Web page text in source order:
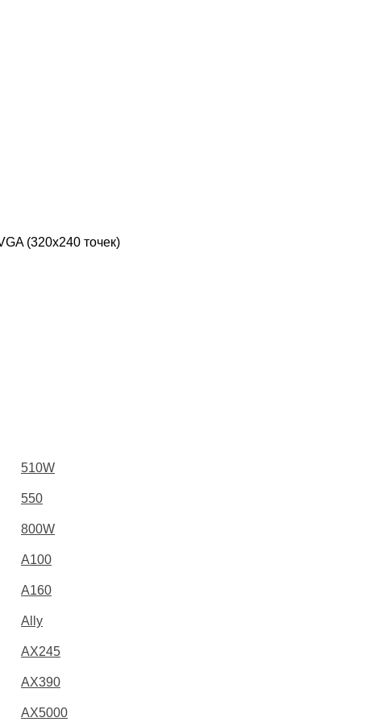
(320х240 точек)
510W
550
800W
A100
A160
Ally
AX245
AX390
AX5000